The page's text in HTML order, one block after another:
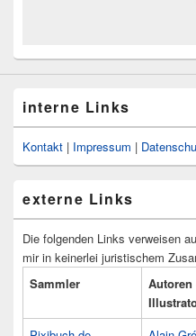
interne Links
Kontakt | Impressum |
externe Links
Die folgenden Links verweisen
mir in keinerlei juristischem
Sammler
Autoren